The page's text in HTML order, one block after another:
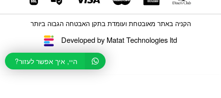
Developed by Matat Technologies ltd
הקניה באתר מאובטחת ועומדת בתקן האבטחה הגבוה ביותר
היי, איך אפשר לעזור?